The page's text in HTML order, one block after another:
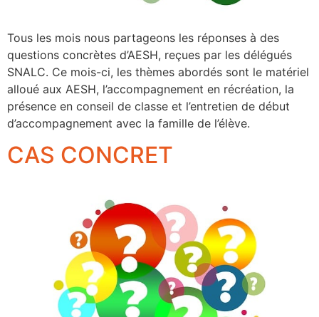
Tous les mois nous partageons les réponses à des
questions concrètes d’AESH, reçues par les délégués
SNALC. Ce mois-ci, les thèmes abordés sont le matériel
alloué aux AESH, l’accompagnement en récréation, la
présence en conseil de classe et l’entretien de début
d’accompagnement avec la famille de l’élève.
CAS CONCRET